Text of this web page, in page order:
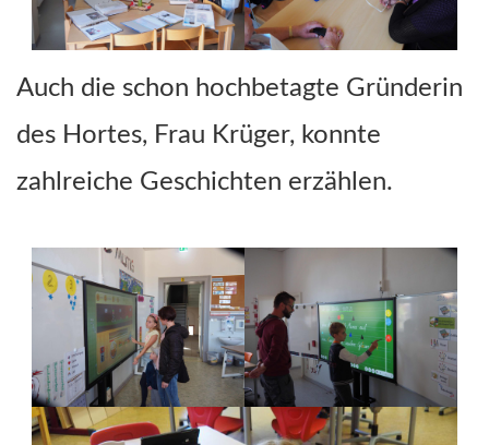
Auch die schon hochbetagte Gründerin
des Hortes, Frau Krüger, konnte
zahlreiche Geschichten erzählen.